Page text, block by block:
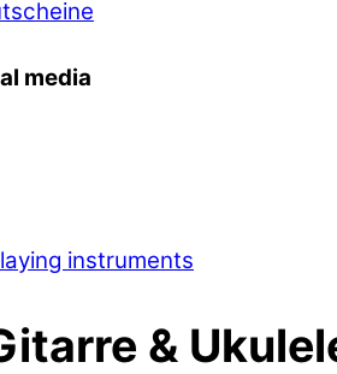
media
&